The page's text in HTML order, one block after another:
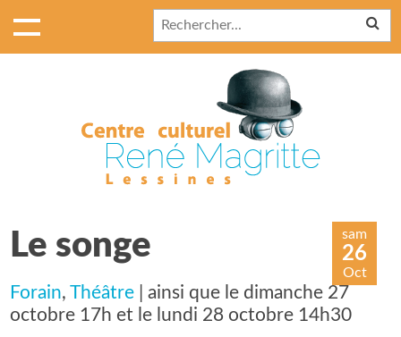
Le songe sam
26
Oct
Forain,Théâtre | ainsi que le dimanche 27
octobre 17h et le lundi 28 octobre 14h30